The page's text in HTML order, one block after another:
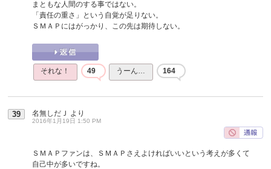
まともな人間のする事ではない。
「責任の重さ」という自覚が足りない。
ＳＭＡＰにはがっかり、この先は期待しない。
それな！ 49 うーん… 164
39 名無しだＪ より
2016年1月19日 1:50 PM
ＳＭＡＰファンは、ＳＭＡＰさえよければいいという考えが多くて
自己中が多いですね。